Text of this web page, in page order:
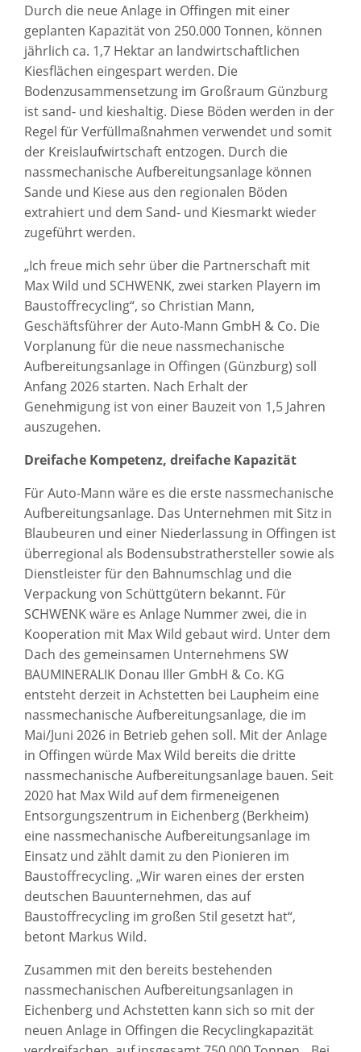
Durch die neue Anlage in Offingen mit einer
geplanten Kapazität von 250.000 Tonnen, können
jährlich ca. 1,7 Hektar an landwirtschaftlichen
Kiesflächen eingespart werden. Die
Bodenzusammensetzung im Großraum Günzburg
ist sand- und kieshaltig. Diese Böden werden in der
Regel für Verfüllmaßnahmen verwendet und somit
der Kreislaufwirtschaft entzogen. Durch die
nassmechanische Aufbereitungsanlage können
Sande und Kiese aus den regionalen Böden
extrahiert und dem Sand- und Kiesmarkt wieder
zugeführt werden.
„Ich freue mich sehr über die Partnerschaft mit
Max Wild und SCHWENK, zwei starken Playern im
Baustoffrecycling“, so Christian Mann,
Geschäftsführer der Auto-Mann GmbH & Co. Die
Vorplanung für die neue nassmechanische
Aufbereitungsanlage in Offingen (Günzburg) soll
Anfang 2026 starten. Nach Erhalt der
Genehmigung ist von einer Bauzeit von 1,5 Jahren
auszugehen.
Dreifache Kompetenz, dreifache Kapazität
Für Auto-Mann wäre es die erste nassmechanische
Aufbereitungsanlage. Das Unternehmen mit Sitz in
Blaubeuren und einer Niederlassung in Offingen ist
überregional als Bodensubstrathersteller sowie als
Dienstleister für den Bahnumschlag und die
Verpackung von Schüttgütern bekannt. Für
SCHWENK wäre es Anlage Nummer zwei, die in
Kooperation mit Max Wild gebaut wird. Unter dem
Dach des gemeinsamen Unternehmens SW
BAUMINERALIK Donau Iller GmbH & Co. KG
entsteht derzeit in Achstetten bei Laupheim eine
nassmechanische Aufbereitungsanlage, die im
Mai/Juni 2026 in Betrieb gehen soll. Mit der Anlage
in Offingen würde Max Wild bereits die dritte
nassmechanische Aufbereitungsanlage bauen. Seit
2020 hat Max Wild auf dem firmeneigenen
Entsorgungszentrum in Eichenberg (Berkheim)
eine nassmechanische Aufbereitungsanlage im
Einsatz und zählt damit zu den Pionieren im
Baustoffrecycling. „Wir waren eines der ersten
deutschen Bauunternehmen, das auf
Baustoffrecycling im großen Stil gesetzt hat“,
betont Markus Wild.
Zusammen mit den bereits bestehenden
nassmechanischen Aufbereitungsanlagen in
Eichenberg und Achstetten kann sich so mit der
neuen Anlage in Offingen die Recyclingkapazität